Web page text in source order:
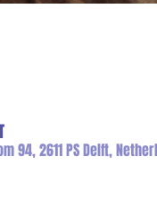
94, 2611 PS Delft,